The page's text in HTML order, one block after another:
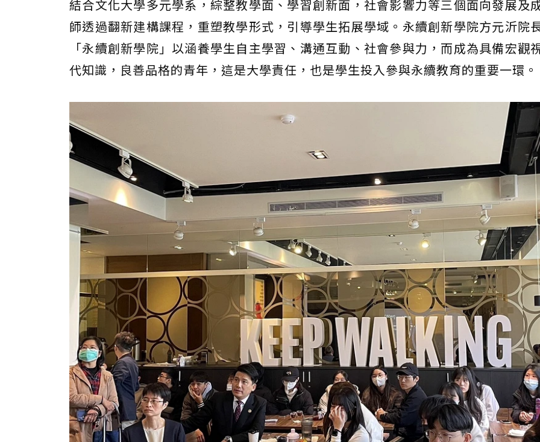
結合文化大學多元學系，綜整教學面、學習創新面，社會影響力等三個面向發展及
師透過翻新建構課程，重塑教學形式，引導學生拓展學域。永續創新學院方元沂院
「永續創新學院」以涵養學生自主學習、溝通互動、社會參與力，而成為具備宏觀
代知識，良善品格的青年，這是大學責任，也是學生投入參與永續教育的重要一環。